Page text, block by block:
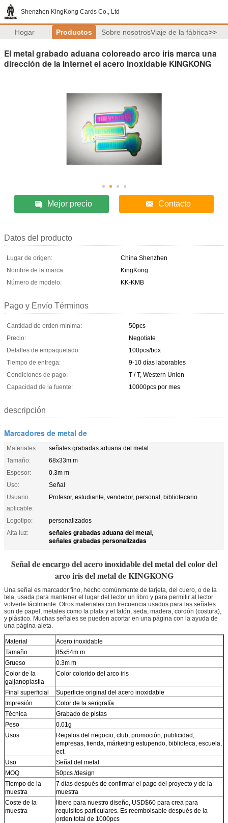
Shenzhen KingKong Cards Co., Ltd
Hogar Productos Sobre nosotrosViaje de la fábrica>>
El metal grabado aduana coloreado arco iris marca una
dirección de la Internet el acero inoxidable KINGKONG
Mejor precio Contacto
Datos del producto
Lugar de origen:
China Shenzhen
Nombre de la marca:
KingKong
Número de modelo:
KK-KMB
Pago y Envío Términos
Cantidad de orden mínima:
50pcs
Precio:
Negotiate
Detalles de empaquetado:
100pcs/box
Tiempo de entrega:
9-10 días laborables
Condiciones de pago:
T / T, Western Union
Capacidad de la fuente:
10000pcs por mes
descripción
Marcadores de metal de
Materiales:
señales grabadas aduana del metal
Tamaño:
68x33m m
Espesor:
0.3m m
Uso:
Señal
Usuario
aplicable:
Profesor, estudiante, vendedor, personal, bibliotecario
Logotipo:
personalizados
Alta luz:
señales grabadas aduana del metal,
señales grabadas personalizadas
Señal de encargo del acero inoxidable del metal del color del
arco iris del metal de KINGKONG
Una señal es marcador fino, hecho comúnmente de tarjeta, del cuero, o de la
tela, usada para mantener el lugar del lector un libro y para permitir al lector
volverle fácilmente. Otros materiales con frecuencia usados para las señales
son de papel, metales como la plata y el latón, seda, madera, cordón (costura),
y plástico. Muchas señales se pueden acortar en una página con la ayuda de
una página-aleta.
Material
Acero inoxidable
Tamaño
85x54m m
Grueso
0.3m m
Color de la
galjanoplastia
Color colorido del arco iris
Final superficial
Superficie original del acero inoxidable
Impresión
Color de la serigrafía
Técnica
Grabado de pistas
Peso
0.01g
Usos
Regalos del negocio, club, promoción, publicidad,
empresas, tienda, márketing estupendo, biblioteca, escuela,
ect.
Uso
Señal del metal
MOQ
50pcs /design
Tiempo de la
muestra
7 días después de confirmar el pago del proyecto y de la
muestra
Coste de la
muestra
libere para nuestro diseño, USD$60 para crea para
requisitos particulares. Es reembolsable después de la
orden total de 1000pcs